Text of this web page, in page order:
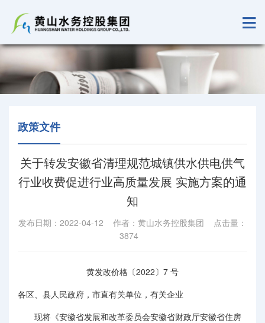
政策文件
关于转发安徽省清理规范城镇供水供电供气
行业收费促进行业高质量发展 实施方案的通
知
发布日期：2022-04-12 作者：黄山水务控股集团 点击量：
3874
黄发改价格〔2022〕7 号
各区、县人民政府，市直有关单位，有关企业
现将《安徽省发展和改革委员会安徽省财政厅安徽省住房